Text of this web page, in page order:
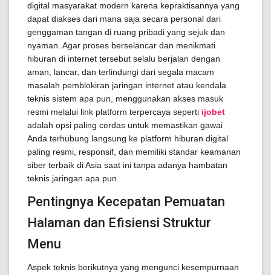
digital masyarakat modern karena kepraktisannya yang
dapat diakses dari mana saja secara personal dari
genggaman tangan di ruang pribadi yang sejuk dan
nyaman. Agar proses berselancar dan menikmati
hiburan di internet tersebut selalu berjalan dengan
aman, lancar, dan terlindungi dari segala macam
masalah pemblokiran jaringan internet atau kendala
teknis sistem apa pun, menggunakan akses masuk
resmi melalui link platform terpercaya seperti ijobet
adalah opsi paling cerdas untuk memastikan gawai
Anda terhubung langsung ke platform hiburan digital
paling resmi, responsif, dan memiliki standar keamanan
siber terbaik di Asia saat ini tanpa adanya hambatan
teknis jaringan apa pun.
Pentingnya Kecepatan Pemuatan
Halaman dan Efisiensi Struktur
Menu
Aspek teknis berikutnya yang mengunci kesempurnaan